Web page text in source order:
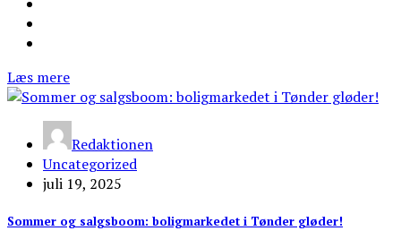
Læs mere
Redaktionen
Uncategorized
juli 19, 2025
Sommer og salgsboom: boligmarkedet i Tønder gløder!